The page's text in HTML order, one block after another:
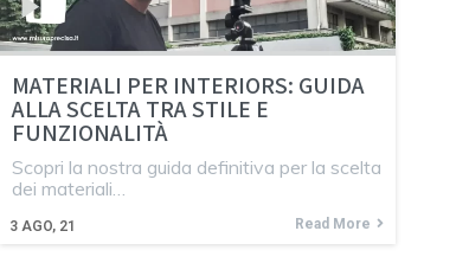
MATERIALI PER INTERIORS: GUIDA
ALLA SCELTA TRA STILE E
FUNZIONALITÀ
3 AGO, 21
Scopri la nostra guida definitiva per la scelta
dei materiali…
Read More